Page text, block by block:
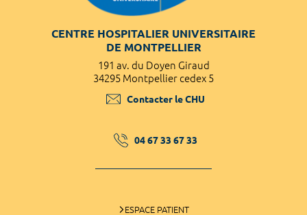
CENTRE HOSPITALIER UNIVERSITAIRE
DE MONTPELLIER
191 av. du Doyen Giraud
34295 Montpellier cedex 5
Contacter le CHU
04 67 33 67 33
ESPACE PATIENT